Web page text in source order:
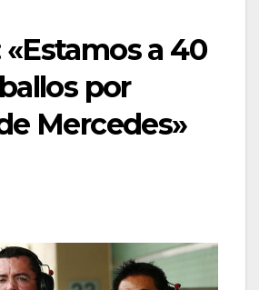
a 40
por
Mercedes»